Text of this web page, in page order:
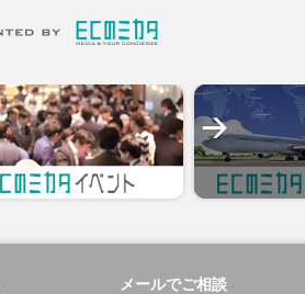
メールでご相談